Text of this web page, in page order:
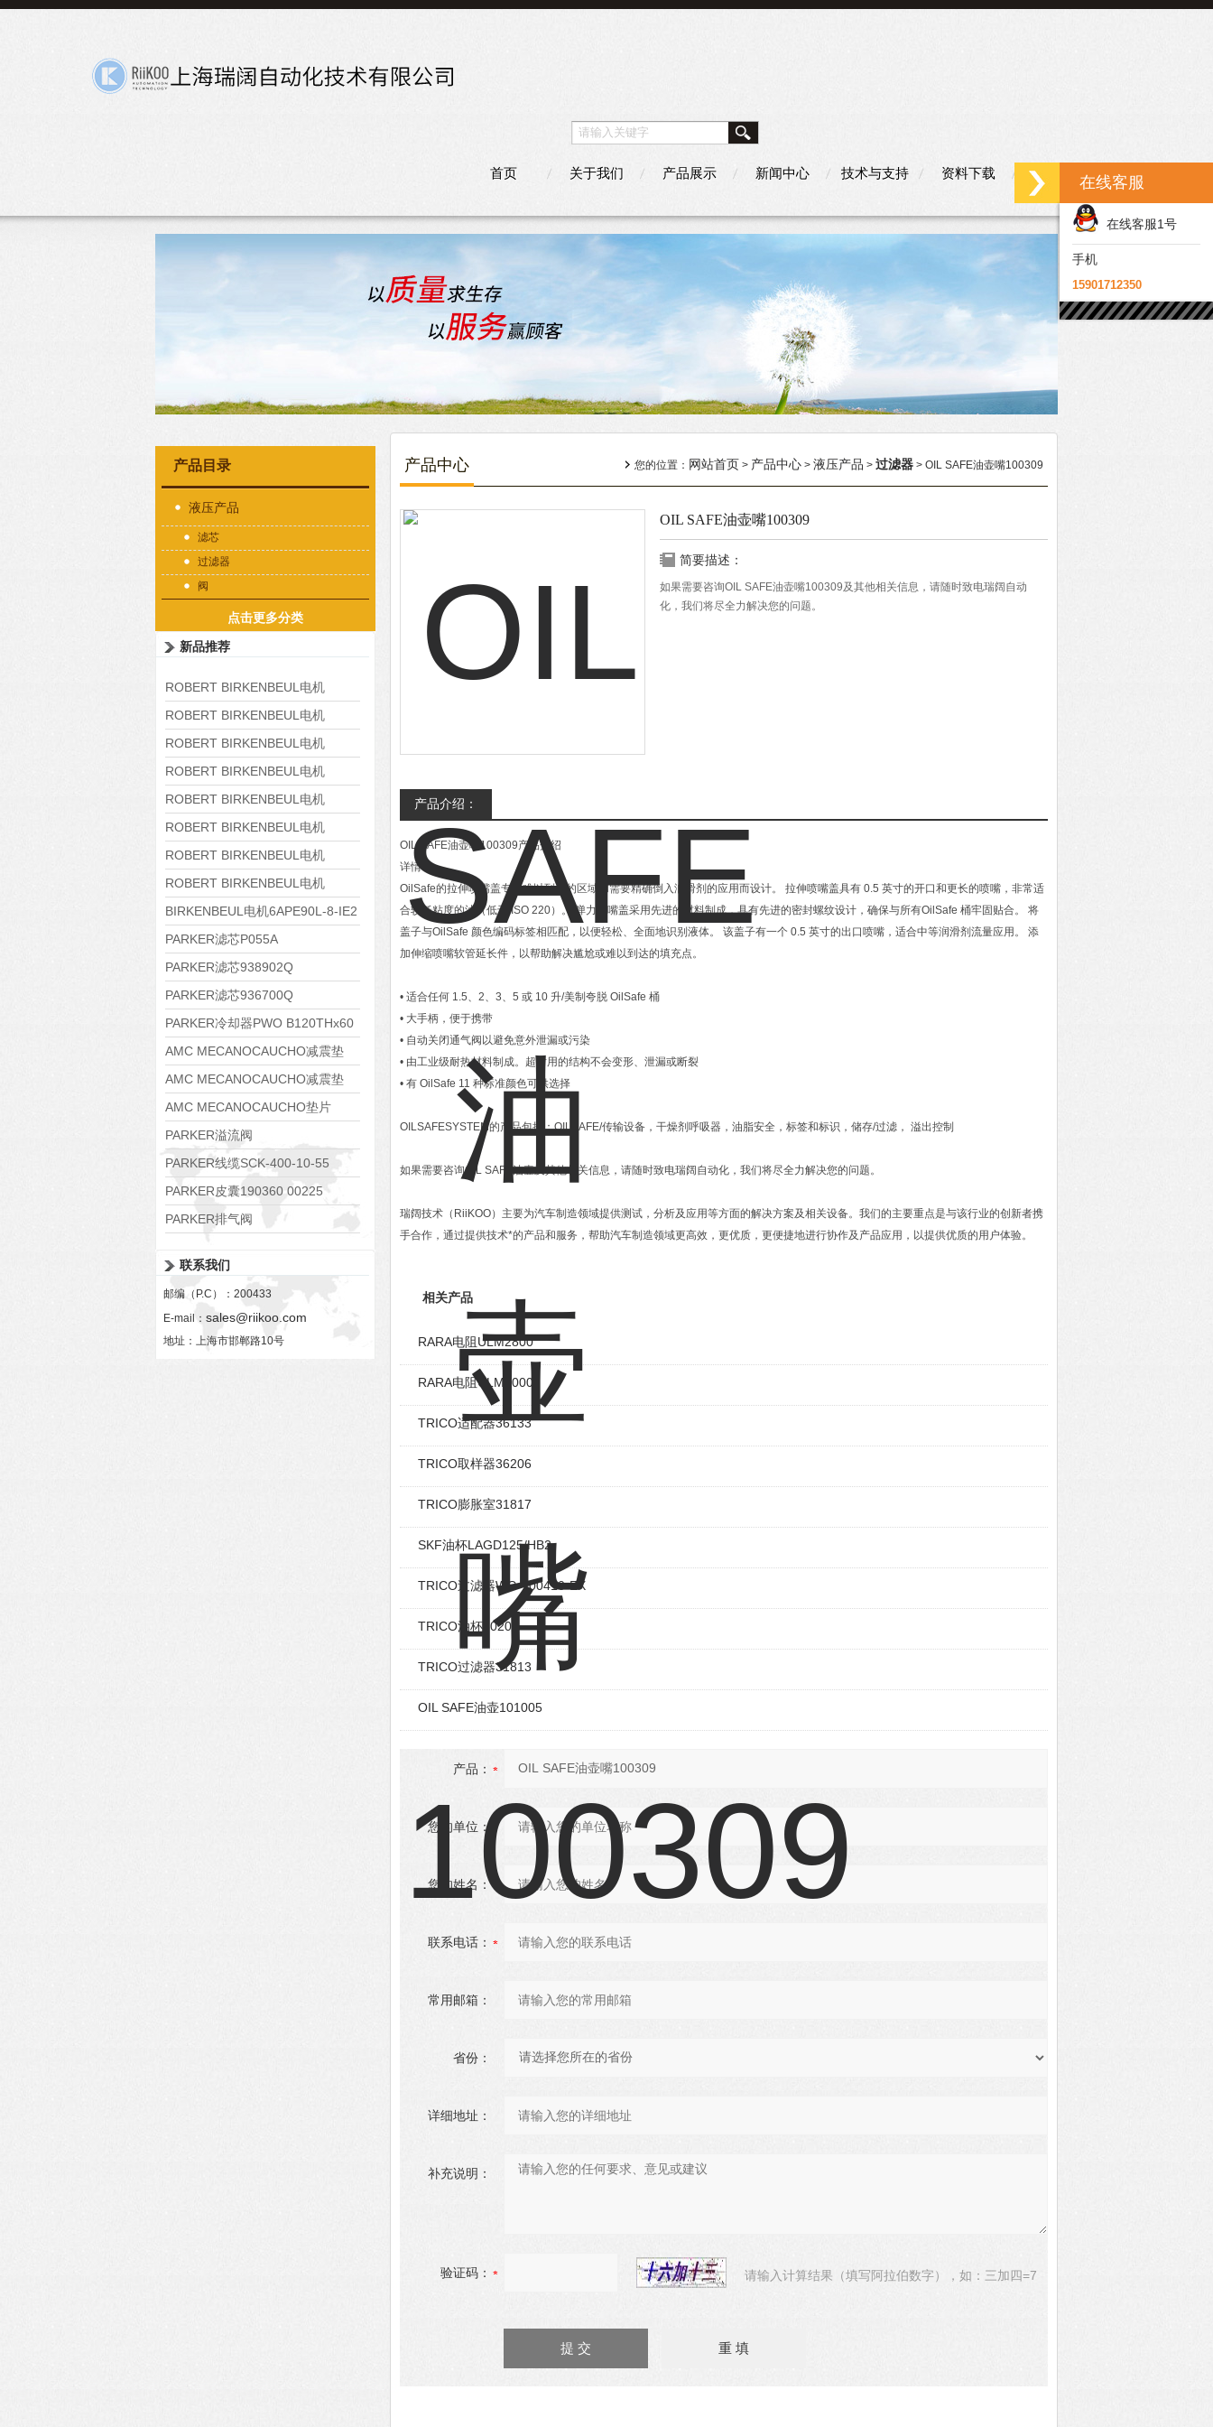
首页 关于我们 产品展示 新闻中心 技术与支持 资料下载 联系我们
产品目录
液压产品
滤芯
过滤器
阀
点击更多分类
新品推荐
ROBERT BIRKENBEUL电机
8APE225M-4-IE3
ROBERT BIRKENBEUL电机
8APE180L-4 IE3
ROBERT BIRKENBEUL电机
8APE160M-6 IE3
ROBERT BIRKENBEUL电机
8APE160L-4-IE3
ROBERT BIRKENBEUL电机
8APE112M-6K-IE3
ROBERT BIRKENBEUL电机
8APE100L-2 IE3
ROBERT BIRKENBEUL电机
8APE90S-4 IE3
ROBERT BIRKENBEUL电机
8APE80M-2K-IE3
BIRKENBEUL电机6APE90L-8-IE2
PARKER滤芯P055A
PARKER滤芯938902Q
PARKER滤芯936700Q
PARKER冷却器PWO B120THx60
AMC MECANOCAUCHO减震垫
138552
AMC MECANOCAUCHO减震垫
138551
AMC MECANOCAUCHO垫片
608074
PARKER溢流阀
RE06M35W2N1KWXG087
PARKER线缆SCK-400-10-55
PARKER皮囊190360 00225
PARKER排气阀
联系我们
邮编（P.C）：200433
E-mail： sales@riikoo.com
地址：上海市邯郸路10号
产品中心 您的位置： 网站首页 > 产品中心 > 液压产品 > 过滤器 > OIL SAFE油壶嘴100309
OIL SAFE油壶嘴100309
简要描述：
如果需要咨询OIL SAFE油壶嘴100309及其他相关信息，请随时致电瑞阔自动
化，我们将尽全力解决您的问题。
产品介绍：
OIL SAFE油壶嘴100309产品介绍
详情
OilSafe的拉伸喷嘴盖专为难以到达的区域和需要精确倒入润滑剂的应用而设计。 拉伸喷嘴盖具有 0.5 英寸的开口和更长的喷嘴，非常适
合较低粘度的油（低于 ISO 220）。 弹力喷嘴盖采用先进的材料制成，具有先进的密封螺纹设计，确保与所有OilSafe 桶牢固贴合。 将
盖子与OilSafe 颜色编码标签相匹配，以便轻松、全面地识别液体。 该盖子有一个 0.5 英寸的出口喷嘴，适合中等润滑剂流量应用。 添
加伸缩喷嘴软管延长件，以帮助解决尴尬或难以到达的填充点。
• 适合任何 1.5、2、3、5 或 10 升/美制夸脱 OilSafe 桶
• 大手柄，便于携带
• 自动关闭通气阀以避免意外泄漏或污染
• 由工业级耐热材料制成。超耐用的结构不会变形、泄漏或断裂
• 有 OilSafe 11 种标准颜色可供选择
OILSAFESYSTEM的产品包括：OILSAFE/传输设备，干燥剂呼吸器，油脂安全，标签和标识，储存/过滤， 溢出控制
如果需要咨询OIL SAFE油壶及其他相关信息，请随时致电瑞阔自动化，我们将尽全力解决您的问题。
瑞阔技术（RiiKOO）主要为汽车制造领域提供测试，分析及应用等方面的解决方案及相关设备。我们的主要重点是与该行业的创新者携
手合作，通过提供技术*的产品和服务，帮助汽车制造领域更高效，更优质，更便捷地进行协作及产品应用，以提供优质的用户体验。
相关产品
RARA电阻ULM2800
RARA电阻ULM2000
TRICO适配器36133
TRICO取样器36206
TRICO膨胀室31817
SKF油杯LAGD125/HB2
TRICO过滤器WG-100410-EX
TRICO油杯30205
TRICO过滤器31813
OIL SAFE油壶101005
产品：
您的单位：
您的姓名：
联系电话：
常用邮箱：
省份：
详细地址：
补充说明：
验证码： 请输入计算结果（填写阿拉伯数字），如：三加四=7
在线客服
在线客服1号
手机
15901712350